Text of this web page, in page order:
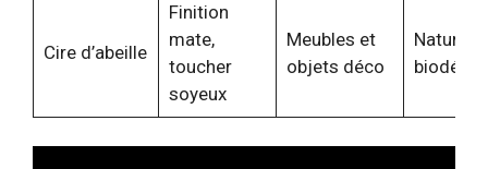
Cire d’abeille
Finition
mate,
toucher
soyeux
Meubles et
objets déco